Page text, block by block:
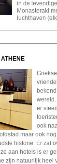
in de
Monasteraki
luchthaven
er
ook
maar ook
historie. Er zal
aan hotels is er
zijn natuurlijk heel